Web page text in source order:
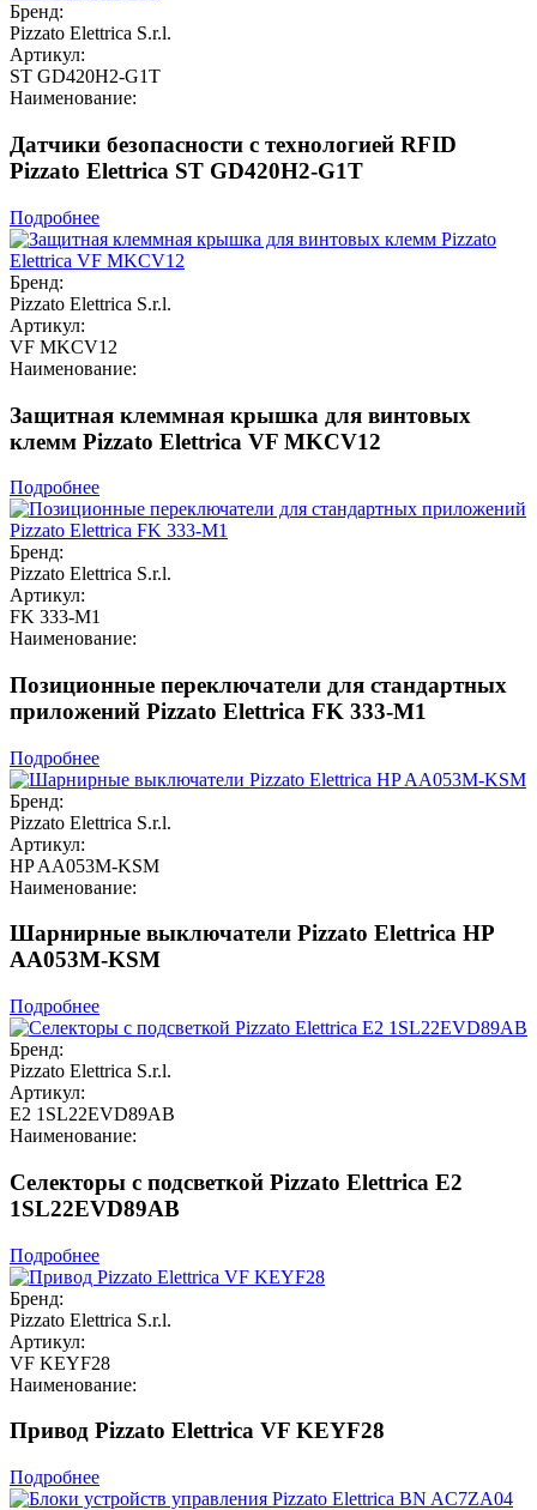
Бренд:
Pizzato Elettrica S.r.l.
Артикул:
ST GD420H2-G1T
Наименование:
Датчики безопасности с технологией RFID
Pizzato Elettrica ST GD420H2-G1T
Подробнее
Бренд:
Pizzato Elettrica S.r.l.
Артикул:
VF MKCV12
Наименование:
Защитная клеммная крышка для винтовых
клемм Pizzato Elettrica VF MKCV12
Подробнее
Бренд:
Pizzato Elettrica S.r.l.
Артикул:
FK 333-M1
Наименование:
Позиционные переключатели для стандартных
приложений Pizzato Elettrica FK 333-M1
Подробнее
Бренд:
Pizzato Elettrica S.r.l.
Артикул:
HP AA053M-KSM
Наименование:
Шарнирные выключатели Pizzato Elettrica HP
AA053M-KSM
Подробнее
Бренд:
Pizzato Elettrica S.r.l.
Артикул:
E2 1SL22EVD89AB
Наименование:
Селекторы с подсветкой Pizzato Elettrica E2
1SL22EVD89AB
Подробнее
Бренд:
Pizzato Elettrica S.r.l.
Артикул:
VF KEYF28
Наименование:
Привод Pizzato Elettrica VF KEYF28
Подробнее